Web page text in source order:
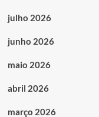
julho 2026
junho 2026
maio 2026
abril 2026
março 2026